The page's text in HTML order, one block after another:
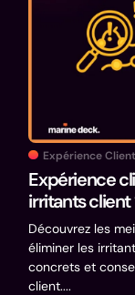
Expérience Client
Expérience
irritants client
Découvrez les
éliminer les
concrets et
client....